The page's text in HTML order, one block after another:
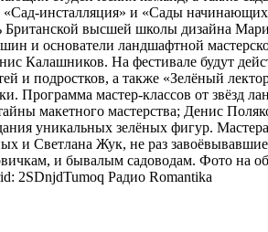
инсталляция» и «Сады
Британской высшей школы дизайна
и основатели ландшафтной
На фестивале будут
и подростков, а также «Зелёный
мастер-классов от звёзд
макетного мастерства; Денис
уникальных зелёных фигур.
и Светлана Жук, не раз
и бывалым садоводам. Фото на
2SDnjdTumoq Радио Romantika